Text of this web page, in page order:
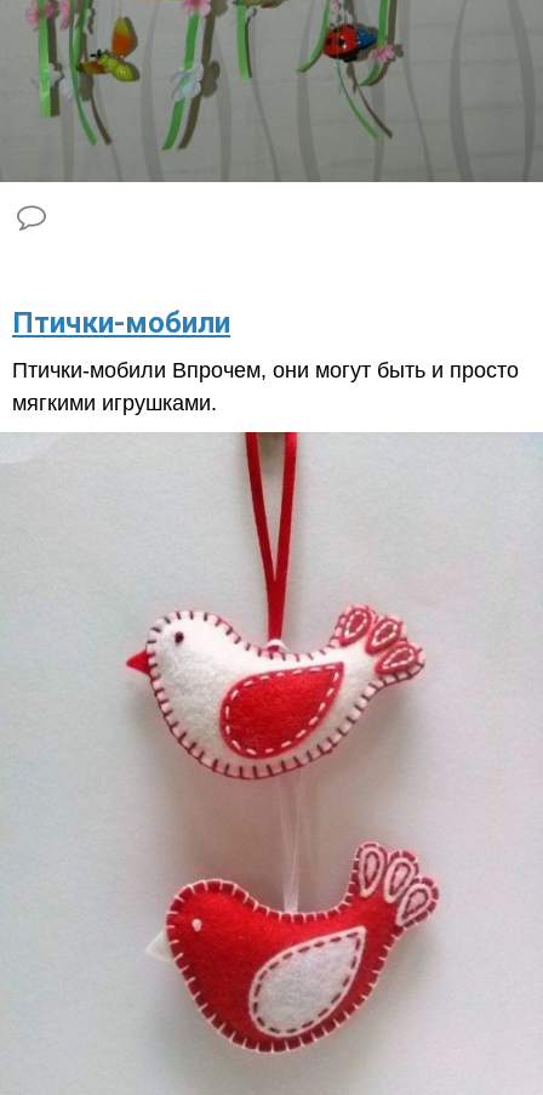
Птички-мобили
Птички-мобили Впрочем, они могут быть и просто
мягкими игрушками.